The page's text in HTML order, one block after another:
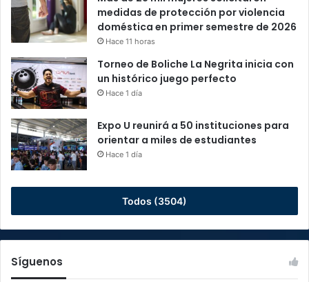
medidas de protección por violencia
doméstica en primer semestre de 2026
Hace 11 horas
Torneo de Boliche La Negrita inicia con
un histórico juego perfecto
Hace 1 día
Expo U reunirá a 50 instituciones para
orientar a miles de estudiantes
Hace 1 día
Todos (3504)
Síguenos